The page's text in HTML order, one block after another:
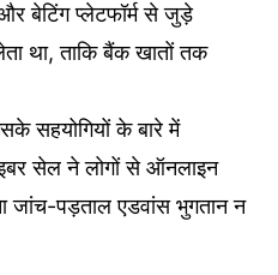
बेटिंग प्लेटफॉर्म से जुड़े
था, ताकि बैंक खातों तक
सहयोगियों के बारे में
सेल ने लोगों से ऑनलाइन
जांच-पड़ताल एडवांस भुगतान न